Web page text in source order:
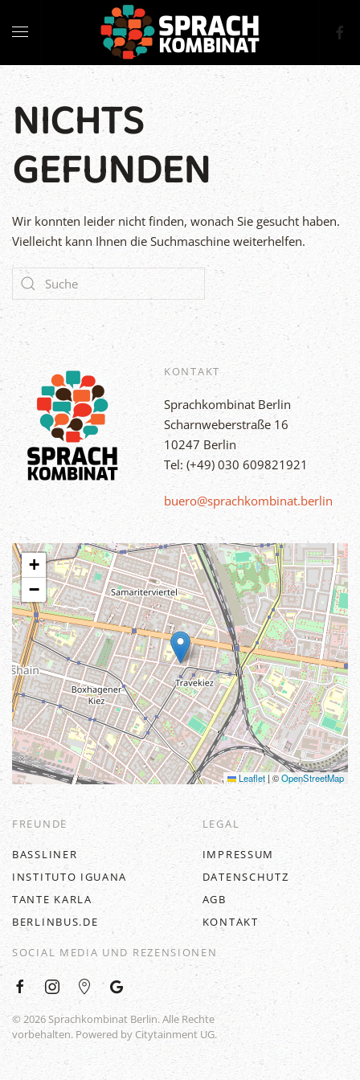
NICHTS
GEFUNDEN
Wir konnten leider nicht finden, wonach Sie gesucht haben.
Vielleicht kann Ihnen die Suchmaschine weiterhelfen.
KONTAKT
Sprachkombinat Berlin
Scharnweberstraße 16
10247 Berlin
Tel: (+49) 030 609821921
buero@sprachkombinat.berlin
+
−
Leaflet | ©OpenStreetMap
SOCIAL MEDIA UND REZENSIONEN
© 2026Sprachkombinat Berlin. Alle Rechte
vorbehalten. Powered by Citytainment UG.
FREUNDE
BASSLINER
INSTITUTO IGUANA
TANTE KARLA
BERLINBUS.DE
LEGAL
IMPRESSUM
DATENSCHUTZ
AGB
KONTAKT